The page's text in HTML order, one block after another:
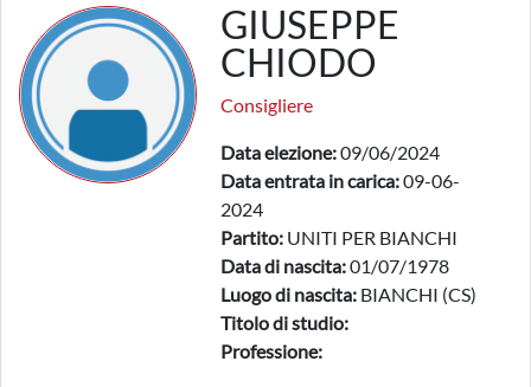
GIUSEPPE
CHIODO
Consigliere
Data elezione:09/06/2024
Data entrata in carica:09-06-
2024
Partito: UNITI PER BIANCHI
Data di nascita:01/07/1978
Luogo di nascita: BIANCHI (CS)
Titolo di studio:
Professione: